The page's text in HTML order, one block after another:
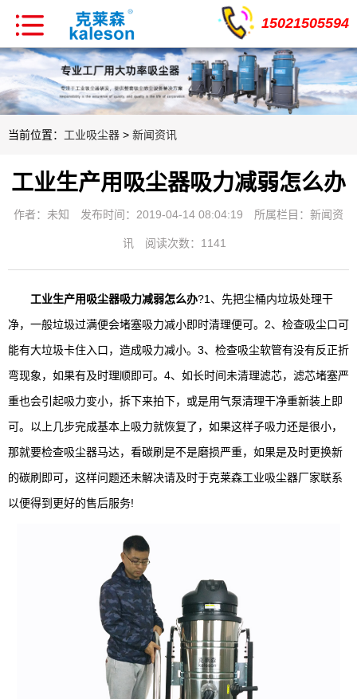
15021505594
当前位置： 工业吸尘器 > 新闻资讯
工业生产用吸尘器吸力减弱怎么办
作者：未知 发布时间：2019-04-14 08:04:19 所属栏目： 新闻资
讯 阅读次数：1141
工业生产用吸尘器吸力减弱怎么办?1、先把尘桶内垃圾处理干
净，一般垃圾过满便会堵塞吸力减小即时清理便可。2、检查吸尘口可
能有大垃圾卡住入口，造成吸力减小。3、检查吸尘软管有没有反正折
弯现象，如果有及时理顺即可。4、如长时间未清理滤芯，滤芯堵塞严
重也会引起吸力变小，拆下来拍下，或是用气泵清理干净重新装上即
可。以上几步完成基本上吸力就恢复了，如果这样子吸力还是很小，
那就要检查吸尘器马达，看碳刷是不是磨损严重，如果是及时更换新
的碳刷即可，这样问题还未解决请及时于克莱森工业吸尘器厂家联系
以便得到更好的售后服务!